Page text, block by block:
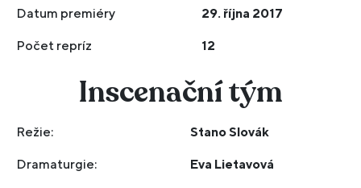
Datum premiéry 29. října 2017
Počet repríz 12
Inscenační tým
Režie: Stano Slovák
Dramaturgie: Eva Lietavová